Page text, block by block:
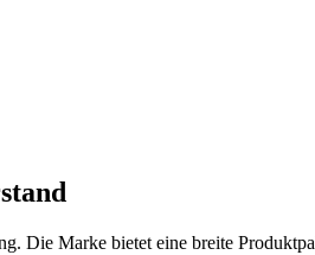
Die Marke bietet eine breite